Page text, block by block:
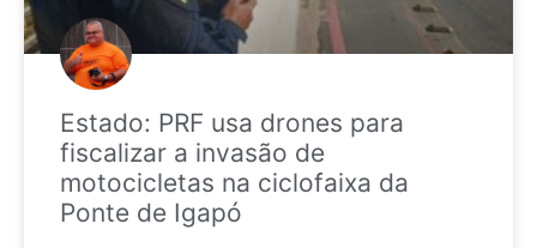
Estado: PRF usa drones para
fiscalizar a invasão de
motocicletas na ciclofaixa da
Ponte de Igapó